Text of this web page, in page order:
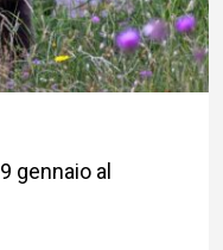
gennaio al